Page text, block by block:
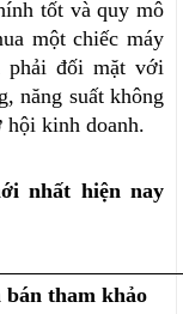
tốt và quy mô
một chiếc máy
phải đối mặt với
năng suất không
hội kinh doanh.
nhất hiện nay
bán tham khảo